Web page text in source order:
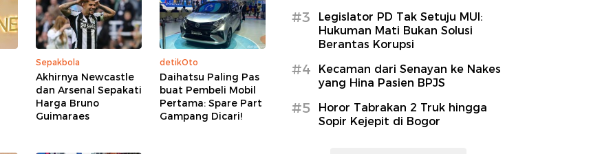
Sepakbola
Akhirnya Newcastle
dan Arsenal Sepakati
Harga Bruno
Guimaraes
detikOto
Daihatsu Paling Pas
buat Pembeli Mobil
Pertama: Spare Part
Gampang Dicari!
#3
Legislator PD Tak Setuju MUI:
Hukuman Mati Bukan Solusi
Berantas Korupsi
#4
Kecaman dari Senayan ke Nakes
yang Hina Pasien BPJS
#5
Horor Tabrakan 2 Truk hingga
Sopir Kejepit di Bogor